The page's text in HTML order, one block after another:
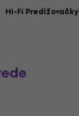
Hi-Fi Predlžovačky